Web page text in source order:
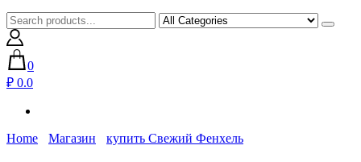
0
₽ 0.0
Home Магазин купить Свежий Фенхель